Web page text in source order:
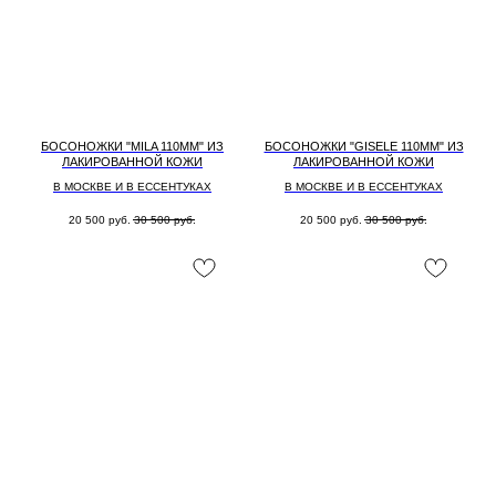
БОСОНОЖКИ "MILA 110MM" ИЗ
ЛАКИРОВАННОЙ КОЖИ
В МОСКВЕ И В ЕССЕНТУКАХ
20 500 руб. 30 500 руб.
БОСОНОЖКИ "GISELE 110MM" ИЗ
ЛАКИРОВАННОЙ КОЖИ
В МОСКВЕ И В ЕССЕНТУКАХ
20 500 руб. 30 500 руб.